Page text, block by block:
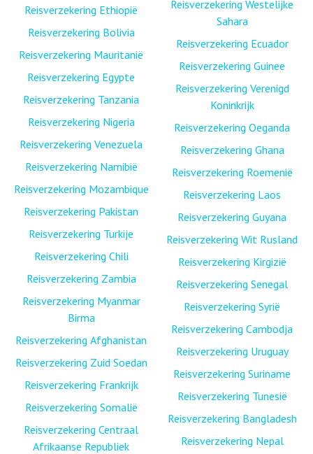
Reisverzekering Ethiopië
Reisverzekering Bolivia
Reisverzekering Mauritanië
Reisverzekering Egypte
Reisverzekering Tanzania
Reisverzekering Nigeria
Reisverzekering Venezuela
Reisverzekering Namibië
Reisverzekering Mozambique
Reisverzekering Pakistan
Reisverzekering Turkije
Reisverzekering Chili
Reisverzekering Zambia
Reisverzekering Myanmar
Birma
Reisverzekering Afghanistan
Reisverzekering Zuid Soedan
Reisverzekering Frankrijk
Reisverzekering Somalië
Reisverzekering Centraal
Afrikaanse Republiek
Reisverzekering Westelijke
Sahara
Reisverzekering Ecuador
Reisverzekering Guinee
Reisverzekering Verenigd
Koninkrijk
Reisverzekering Oeganda
Reisverzekering Ghana
Reisverzekering Roemenië
Reisverzekering Laos
Reisverzekering Guyana
Reisverzekering Wit Rusland
Reisverzekering Kirgizië
Reisverzekering Senegal
Reisverzekering Syrië
Reisverzekering Cambodja
Reisverzekering Uruguay
Reisverzekering Suriname
Reisverzekering Tunesië
Reisverzekering Bangladesh
Reisverzekering Nepal